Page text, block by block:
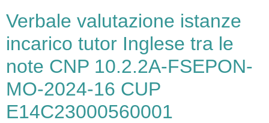
Verbale valutazione istanze
incarico tutor Inglese tra le
note CNP 10.2.2A-FSEPON-
MO-2024-16 CUP
E14C23000560001